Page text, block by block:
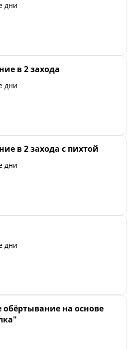
дни
в 2 захода
дни
в 2 захода с пихтой
дни
дни
на основе